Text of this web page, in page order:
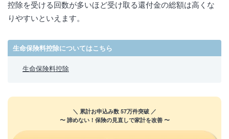
控除を受ける回数が多いほど受け取る還付金の総額は高くな
りやすいといえます。
生命保険料控除についてはこちら
生命保険料控除
＼ 累計お申込み数 57万件突破 ／
〜 諦めない！保険の見直しで家計を改善 〜